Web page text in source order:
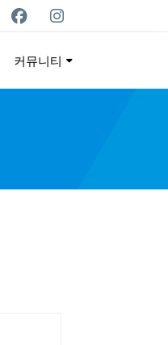
커뮤니티